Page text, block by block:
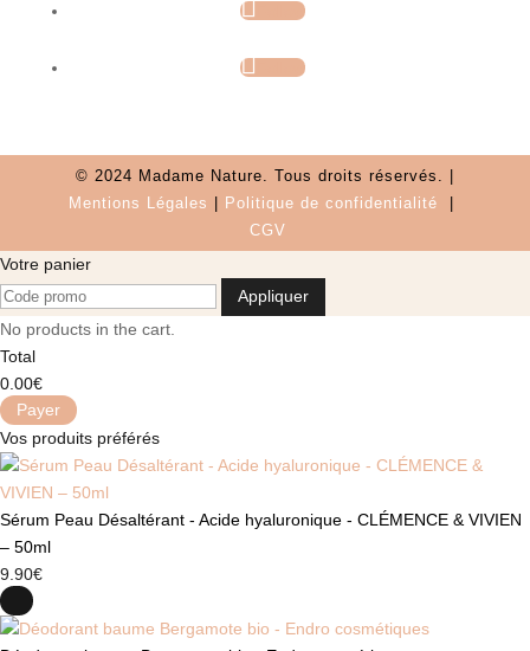
Follow
Follow
© 2024 Madame Nature. Tous droits réservés. |
Mentions Légales
Politique de confidentialité
CGV
Votre panier
Appliquer
No products in the cart.
Total
0.00€
Payer
Vos produits préférés
Sérum Peau Désaltérant - Acide hyaluronique - CLÉMENCE & VIVIEN
– 50ml
9.90€